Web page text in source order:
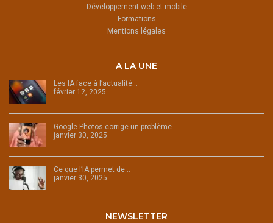
Développement web et mobile
Formations
Mentions légales
A LA UNE
Les IA face à l’actualité…
février 12, 2025
Google Photos corrige un problème…
janvier 30, 2025
Ce que l’IA permet de…
janvier 30, 2025
NEWSLETTER